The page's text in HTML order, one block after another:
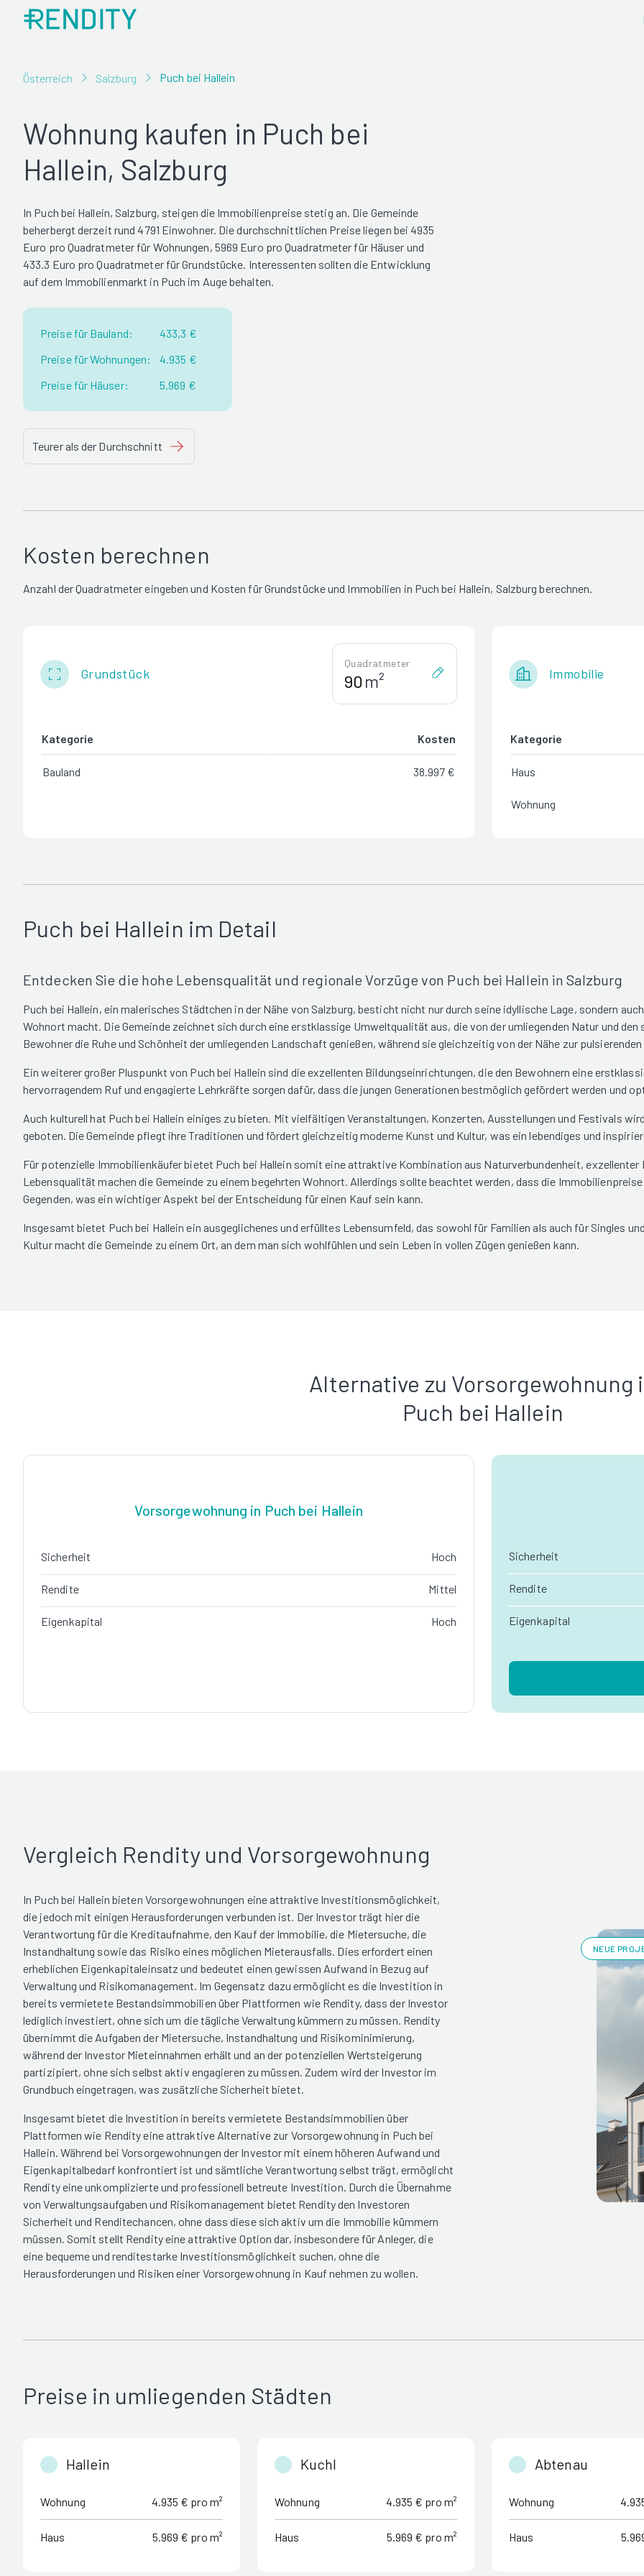
Österreich Salzburg Puch bei Hallein
Wohnung kaufen in Puch bei
Hallein, Salzburg
In Puch bei Hallein, Salzburg, steigen die Immobilienpreise stetig an. Die Gemeinde
beherbergt derzeit rund 4791 Einwohner. Die durchschnittlichen Preise liegen bei 4935
Euro pro Quadratmeter für Wohnungen, 5969 Euro pro Quadratmeter für Häuser und
433.3 Euro pro Quadratmeter für Grundstücke. Interessenten sollten die Entwicklung
auf dem Immobilienmarkt in Puch im Auge behalten.
Preise für Bauland:
433,3 €
Preise für Wohnungen:
4.935 €
Preise für Häuser:
5.969 €
Teurer als der Durchschnitt
Kosten berechnen
Anzahl der Quadratmeter eingeben und Kosten für Grundstücke und Immobilien in Puch bei Hallein, Salzburg berechnen.
Grundstück
Quadratmeter
m²
Kategorie Kosten
Bauland 38.997 €
Immobilie
Kategorie
Haus
Wohnung
Puch bei Hallein im Detail
Entdecken Sie die hohe Lebensqualität und regionale Vorzüge von Puch bei Hallein in Salzburg
Puch bei Hallein, ein malerisches Städtchen in der Nähe von Salzburg, besticht nicht nur durch seine idyllische Lage, sondern
Wohnort macht. Die Gemeinde zeichnet sich durch eine erstklassige Umweltqualität aus, die von der umliegenden Natur und
Bewohner die Ruhe und Schönheit der umliegenden Landschaft genießen, während sie gleichzeitig von der Nähe zur
Ein weiterer großer Pluspunkt von Puch bei Hallein sind die exzellenten Bildungseinrichtungen, die den Bewohnern eine
hervorragendem Ruf und engagierte Lehrkräfte sorgen dafür, dass die jungen Generationen bestmöglich gefördert werden und
Auch kulturell hat Puch bei Hallein einiges zu bieten. Mit vielfältigen Veranstaltungen, Konzerten, Ausstellungen und Festivals
geboten. Die Gemeinde pflegt ihre Traditionen und fördert gleichzeitig moderne Kunst und Kultur, was ein lebendiges und
Für potenzielle Immobilienkäufer bietet Puch bei Hallein somit eine attraktive Kombination aus Naturverbundenheit, exzellenter
Lebensqualität machen die Gemeinde zu einem begehrten Wohnort. Allerdings sollte beachtet werden, dass die
Gegenden, was ein wichtiger Aspekt bei der Entscheidung für einen Kauf sein kann.
Insgesamt bietet Puch bei Hallein ein ausgeglichenes und erfülltes Lebensumfeld, das sowohl für Familien als auch für Singles
Kultur macht die Gemeinde zu einem Ort, an dem man sich wohlfühlen und sein Leben in vollen Zügen genießen kann.
Alternative zu Vorsorgewohnung
Puch bei Hallein
Vorsorgewohnung in Puch bei Hallein
Sicherheit Hoch
Rendite Mittel
Eigenkapital Hoch
Sicherheit
Rendite
Eigenkapital
Vergleich Rendity und Vorsorgewohnung
In Puch bei Hallein bieten Vorsorgewohnungen eine attraktive Investitionsmöglichkeit,
die jedoch mit einigen Herausforderungen verbunden ist. Der Investor trägt hier die
Verantwortung für die Kreditaufnahme, den Kauf der Immobilie, die Mietersuche, die
Instandhaltung sowie das Risiko eines möglichen Mieterausfalls. Dies erfordert einen
erheblichen Eigenkapitaleinsatz und bedeutet einen gewissen Aufwand in Bezug auf
Verwaltung und Risikomanagement. Im Gegensatz dazu ermöglicht es die Investition in
bereits vermietete Bestandsimmobilien über Plattformen wie Rendity, dass der Investor
lediglich investiert, ohne sich um die tägliche Verwaltung kümmern zu müssen. Rendity
übernimmt die Aufgaben der Mietersuche, Instandhaltung und Risikominimierung,
während der Investor Mieteinnahmen erhält und an der potenziellen Wertsteigerung
partizipiert, ohne sich selbst aktiv engagieren zu müssen. Zudem wird der Investor im
Grundbuch eingetragen, was zusätzliche Sicherheit bietet.
Insgesamt bietet die Investition in bereits vermietete Bestandsimmobilien über
Plattformen wie Rendity eine attraktive Alternative zur Vorsorgewohnung in Puch bei
Hallein. Während bei Vorsorgewohnungen der Investor mit einem höheren Aufwand und
Eigenkapitalbedarf konfrontiert ist und sämtliche Verantwortung selbst trägt, ermöglicht
Rendity eine unkomplizierte und professionell betreute Investition. Durch die Übernahme
von Verwaltungsaufgaben und Risikomanagement bietet Rendity den Investoren
Sicherheit und Renditechancen, ohne dass diese sich aktiv um die Immobilie kümmern
müssen. Somit stellt Rendity eine attraktive Option dar, insbesondere für Anleger, die
eine bequeme und renditestarke Investitionsmöglichkeit suchen, ohne die
Herausforderungen und Risiken einer Vorsorgewohnung in Kauf nehmen zu wollen.
NEUE
Preise in umliegenden Städten
Hallein
Wohnung 4.935 € pro m²
Haus 5.969 € pro m²
Kuchl
Wohnung 4.935 € pro m²
Haus 5.969 € pro m²
Abtenau
Wohnung
Haus